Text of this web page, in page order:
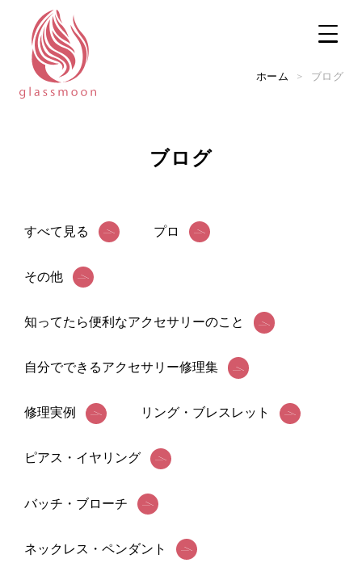
実店舗のご案内
ご利用ガイド
お問い合わせ
最新情報
ブログ
プライバシーポリシー
ホーム > ブログ
ブログ
すべて見る プロ
その他
知ってたら便利なアクセサリーのこと
自分でできるアクセサリー修理集
修理実例 リング・ブレスレット
ピアス・イヤリング
バッチ・ブローチ
ネックレス・ペンダント